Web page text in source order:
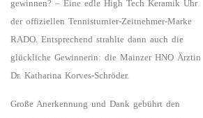
gewinnen? – Eine edle High Tech Keramik Uhr
der offiziellen Tennisturnier-Zeitnehmer-Marke
RADO. Entsprechend strahlte dann auch die
glückliche Gewinnerin: die Mainzer HNO Ärztin
Dr. Katharina Korves-Schröder.
Große Anerkennung und Dank gebührt den